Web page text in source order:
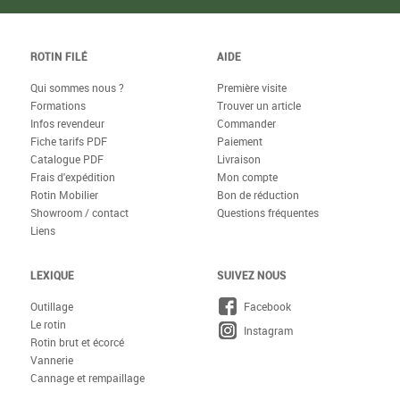
ROTIN FILÉ
Qui sommes nous ?
Formations
Infos revendeur
Fiche tarifs PDF
Catalogue PDF
Frais d'expédition
Rotin Mobilier
Showroom / contact
Liens
AIDE
Première visite
Trouver un article
Commander
Paiement
Livraison
Mon compte
Bon de réduction
Questions fréquentes
LEXIQUE
Outillage
Le rotin
Rotin brut et écorcé
Vannerie
Cannage et rempaillage
SUIVEZ NOUS
Facebook
Instagram